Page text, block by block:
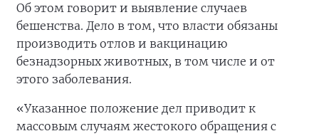
Об этом говорит и выявление случаев
бешенства. Дело в том, что власти обязаны
производить отлов и вакцинацию
безнадзорных животных, в том числе и от
этого заболевания.
«Указанное положение дел приводит к
массовым случаям жестокого обращения с